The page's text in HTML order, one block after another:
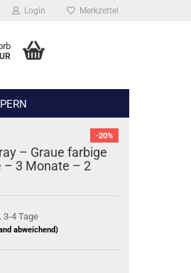
Login Merkzettel
-20%
– Graue farbige
– 3 Monate – 2
3-4 Tage
abweichend)